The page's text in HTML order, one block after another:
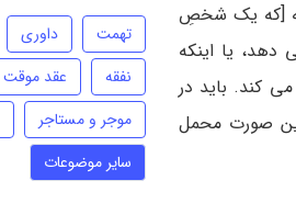
[که یک شخصِ
یا اینکه
کند. باید در
صورت محمل
تهمت داوری
نفقه
عقد موقت
موجر و مستاجر
سایر موضوعات